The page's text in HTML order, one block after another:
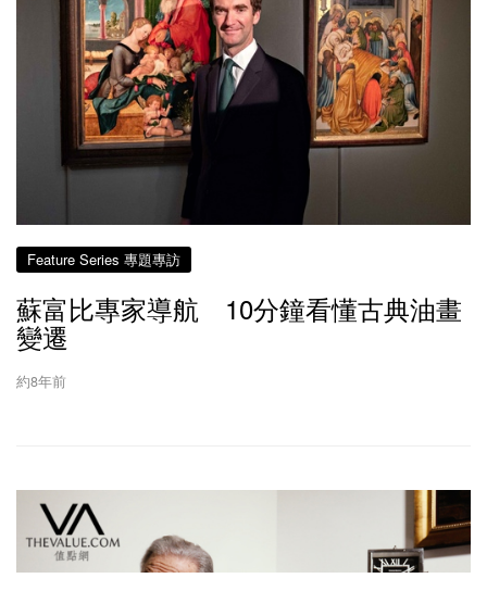
Feature Series 專題專訪
蘇富比專家導航 10分鐘看懂古典油畫
變遷
約8年前